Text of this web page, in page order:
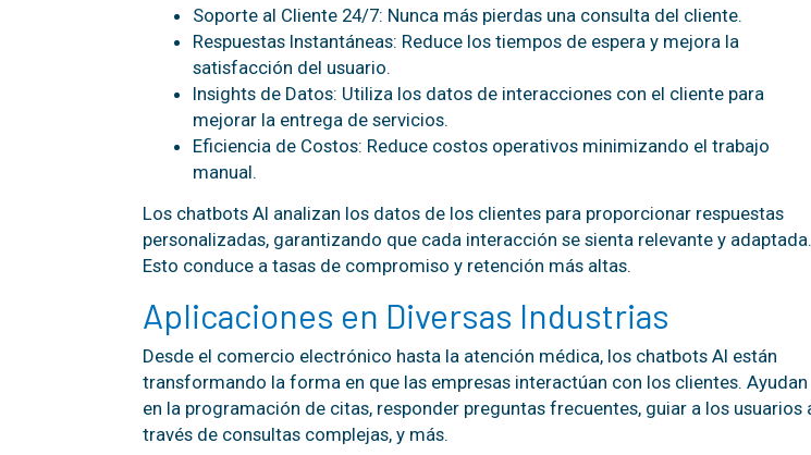
Soporte al Cliente 24/7: Nunca más pierdas una consulta del cliente.
Respuestas Instantáneas: Reduce los tiempos de espera y mejora la
satisfacción del usuario.
Insights de Datos: Utiliza los datos de interacciones con el cliente para
mejorar la entrega de servicios.
Eficiencia de Costos: Reduce costos operativos minimizando el trabajo
manual.
Los chatbots AI analizan los datos de los clientes para proporcionar respuestas
personalizadas, garantizando que cada interacción se sienta relevante y adaptada.
Esto conduce a tasas de compromiso y retención más altas.
Aplicaciones en Diversas Industrias
Desde el comercio electrónico hasta la atención médica, los chatbots AI están
transformando la forma en que las empresas interactúan con los clientes. Ayudan
en la programación de citas, responder preguntas frecuentes, guiar a los usuarios
través de consultas complejas, y más.